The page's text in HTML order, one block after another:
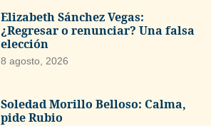
Elizabeth Sánchez Vegas:
¿Regresar o renunciar? Una falsa
elección
8 agosto, 2026
Soledad Morillo Belloso: Calma,
pide Rubio